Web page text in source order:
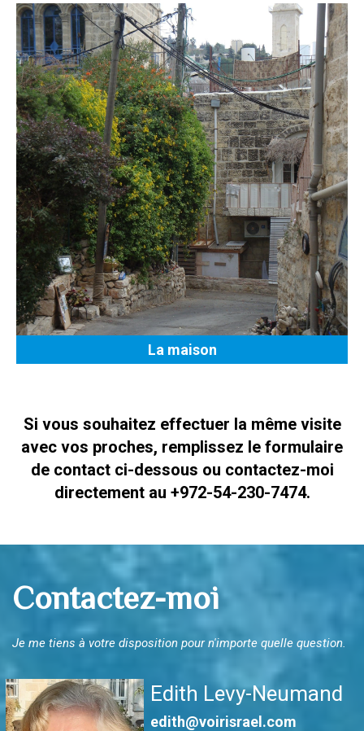
La maison
Si vous souhaitez effectuer la même visite
avec vos proches, remplissez le formulaire
de contact ci-dessous ou contactez-moi
directement au +972-54-230-7474.
Contactez-moi
Je me tiens à votre disposition pour n'importe quelle question.
Edith Levy-Neumand
edith@voirisrael.com